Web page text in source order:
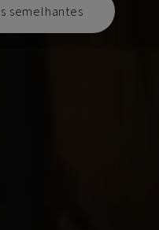
semelhantes